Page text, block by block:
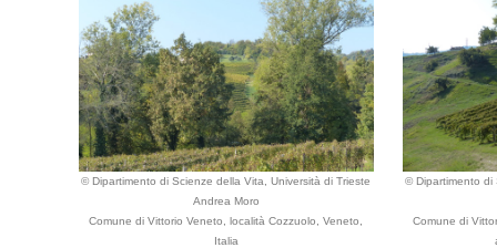
© Dipartimento di Scienze della Vita, Università di Trieste
Andrea Moro
Comune di Vittorio Veneto, località Cozzuolo, Veneto,
Italia
© Dipartimento di
Comune di